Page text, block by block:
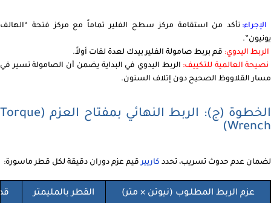
الإجراء: تأكد من استقامة مركز سطح الفلير تماماً مع مركز فتحة “الهالف
يونيون”.
الربط اليدوي: قم بربط صامولة الفلير بيدك لعدة لفات أولاً.
نصيحة العالمية للتكييف: الربط اليدوي في البداية يضمن أن الصامولة تسير في
مسار القلاووظ الصحيح دون إتلاف السنون.
الخطوة (ج): الربط النهائي بمفتاح العزم (Torque
Wrench)
لضمان عدم حدوث تسريب، تحدد كاريير قيم عزم دوران دقيقة لكل قطر ماسورة:
عزم الربط المطلـوب (نيوتن × متر) القطر بالمليمتر